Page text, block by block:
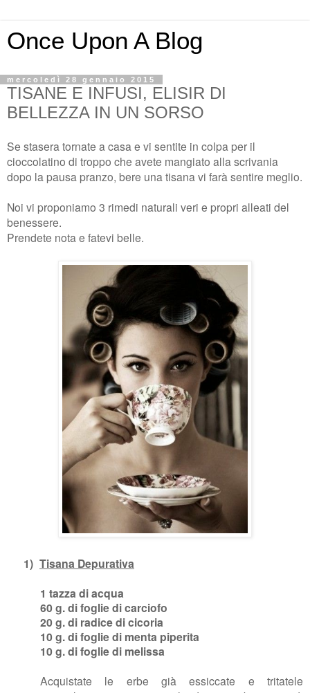
Once Upon A Blog
mercoledì 28 gennaio 2015
TISANE E INFUSI, ELISIR DI
BELLEZZA IN UN SORSO
Se stasera tornate a casa e vi sentite in colpa per il
cioccolatino di troppo che avete mangiato alla scrivania
dopo la pausa pranzo, bere una tisana vi farà sentire meglio.
Noi vi proponiamo 3 rimedi naturali veri e propri alleati del
benessere.
Prendete nota e fatevi belle.
1) Tisana Depurativa
1 tazza di acqua
60 g. di foglie di carciofo
20 g. di radice di cicoria
10 g. di foglie di menta piperita
10 g. di foglie di melissa
Acquistate le erbe già essiccate e tritatele